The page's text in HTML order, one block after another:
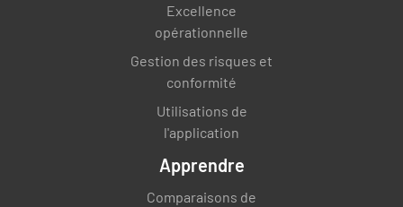
Excellence
opérationnelle
Gestion des risques et
conformité
Utilisations de
l'application
Apprendre
Comparaisons de